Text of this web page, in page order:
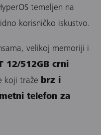
temeljen na
korisničko iskustvo.
velikoj memoriji i
12/512GB crni
koji traže brz i
telefon za